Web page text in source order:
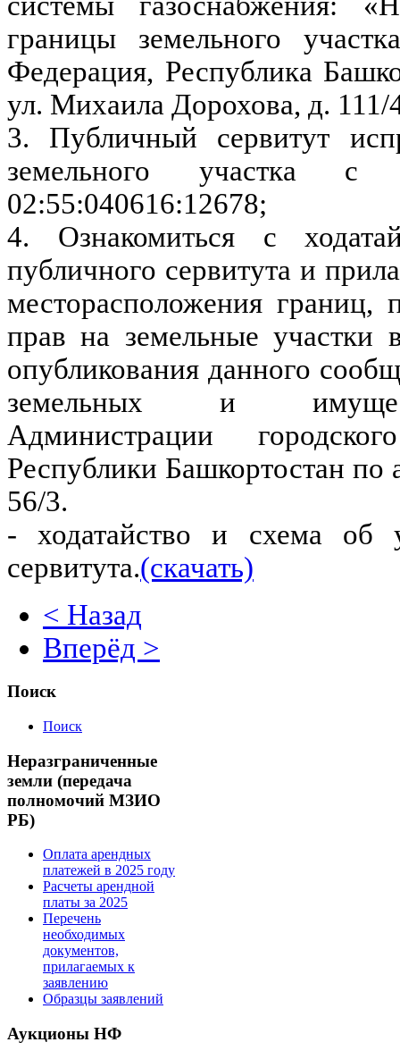
границы земельного
Федерация, Республика
ул. Михаила Дорохова, д. 111/
3. Публичный сервитут
земельного участка с
02:55:040616:12678;
4. Ознакомиться с
публичного сервитута и
месторасположения границ,
прав на земельные участки
опубликования данного
земельных и
Администрации
Республики Башкортостан по
56/3.
- ходатайство и схема об
сервитута.(скачать)
< Назад
Вперёд >
Поиск
Поиск
Неразграниченные
земли (передача
полномочий МЗИО
РБ)
Оплата арендных
платежей в 2025 году
Расчеты арендной
платы за 2025
Перечень
необходимых
документов,
прилагаемых к
заявлению
Образцы заявлений
Аукционы НФ